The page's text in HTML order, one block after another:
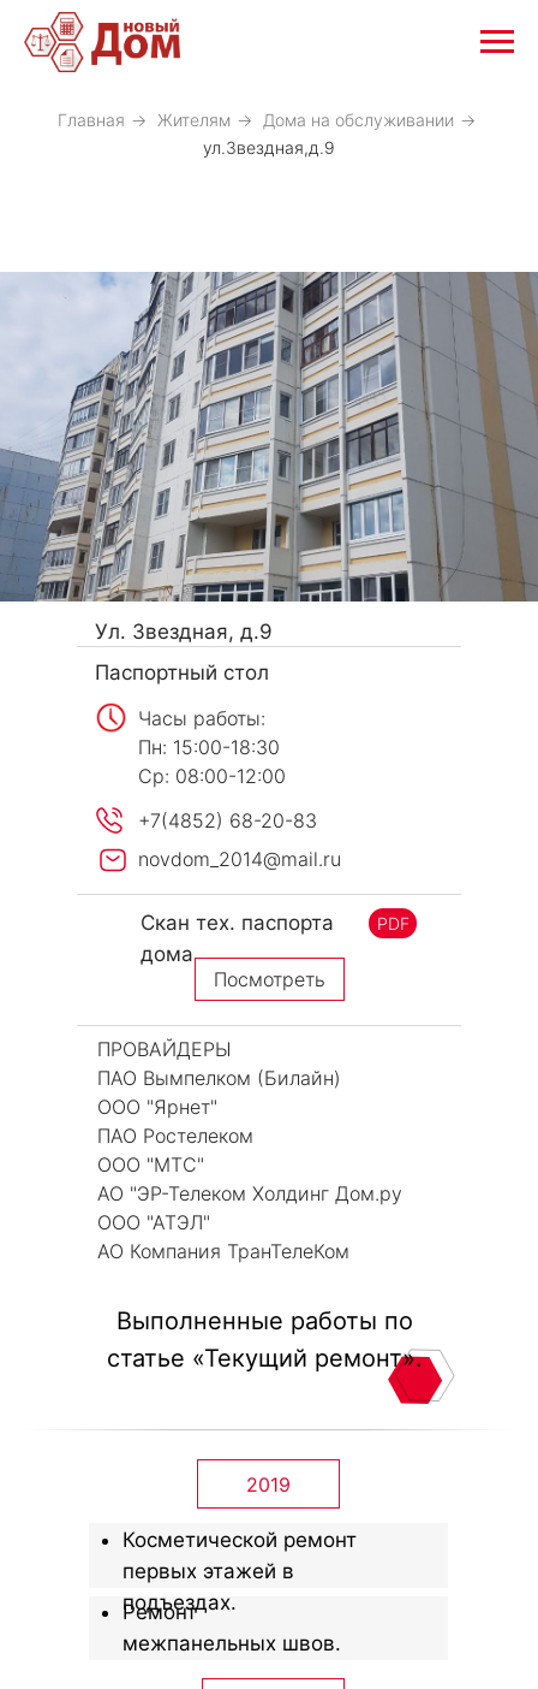
Главная → Жителям → Дома на обслуживании →
ул.Звездная,д.9
Ул. Звездная, д.9
Паспортный стол
Скан тех. паспорта
дома
+7(4852) 68-20-83
novdom_2014@mail.ru
PDF
Посмотреть
Часы работы:
Пн: 15:00-18:30
Ср: 08:00-12:00
ПРОВАЙДЕРЫ
ПАО Вымпелком (Билайн)
ООО "Ярнет"
ПАО Ростелеком
ООО "МТС"
АО "ЭР-Телеком Холдинг Дом.ру
ООО "АТЭЛ"
АО Компания ТранТелеКом
Выполненные работы по
статье «Текущий ремонт».
Ремонт
межпанельных швов.
Косметической ремонт
первых этажей в
подъездах.
2019